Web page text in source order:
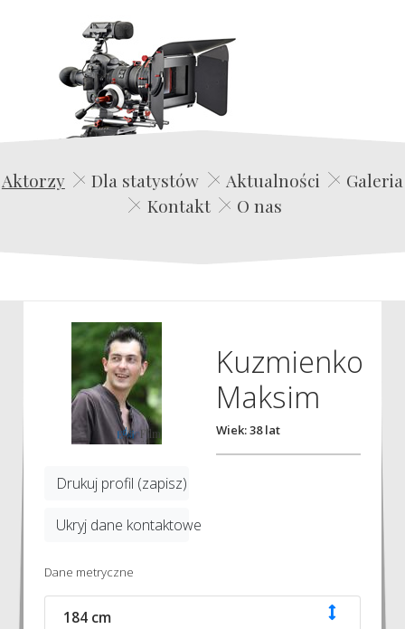
Edwin Film Agencja Aktorska
Aktorzy Dla statystów Aktualności
Galeria
Kontakt
O nas
Drukuj profil (zapisz)
Ukryj dane kontaktowe
Kuzmienko
Maksim
Wiek: 38 lat
Dane metryczne
184 cm